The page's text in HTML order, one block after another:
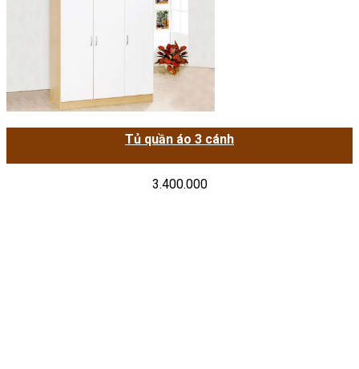
Tủ quần áo 3 cánh
3.400.000